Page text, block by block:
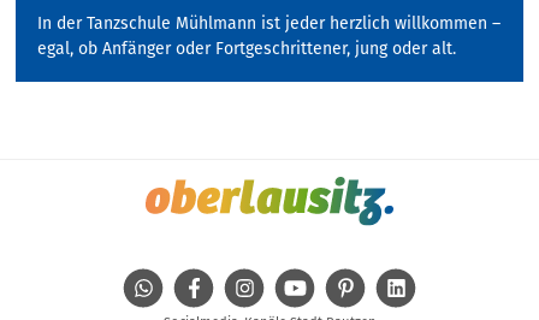
In der Tanzschule Mühlmann ist jeder herzlich willkommen –
egal, ob Anfänger oder Fortgeschrittener, jung oder alt.
WhatsAppFacebookInstagramYoutube Pinterest